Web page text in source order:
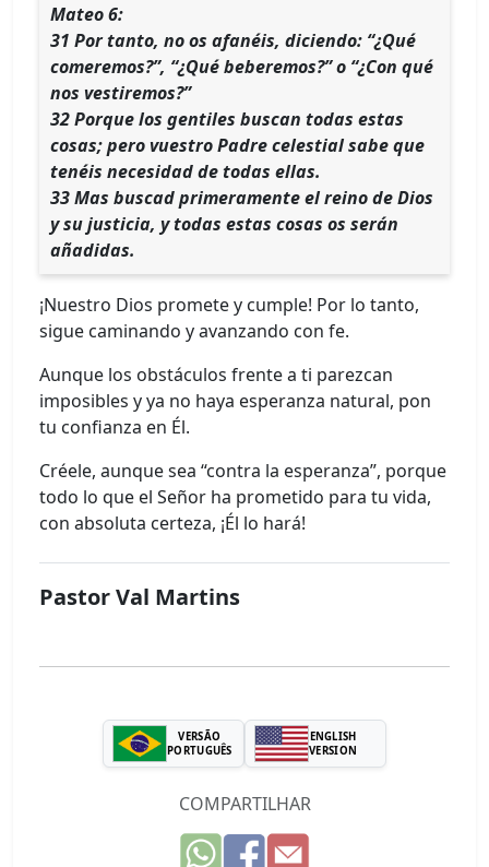
Mateo 6:
31 Por tanto, no os afanéis, diciendo: “¿Qué
comeremos?”, “¿Qué beberemos?” o “¿Con qué
nos vestiremos?”
32 Porque los gentiles buscan todas estas
cosas; pero vuestro Padre celestial sabe que
tenéis necesidad de todas ellas.
33 Mas buscad primeramente el reino de Dios
y su justicia, y todas estas cosas os serán
añadidas.
¡Nuestro Dios promete y cumple! Por lo tanto,
sigue caminando y avanzando con fe.
Aunque los obstáculos frente a ti parezcan
imposibles y ya no haya esperanza natural, pon
tu confianza en Él.
Créele, aunque sea “contra la esperanza”, porque
todo lo que el Señor ha prometido para tu vida,
con absoluta certeza, ¡Él lo hará!
Pastor Val Martins
VERSÃO
PORTUGUÊS
ENGLISH
VERSION
COMPARTILHAR